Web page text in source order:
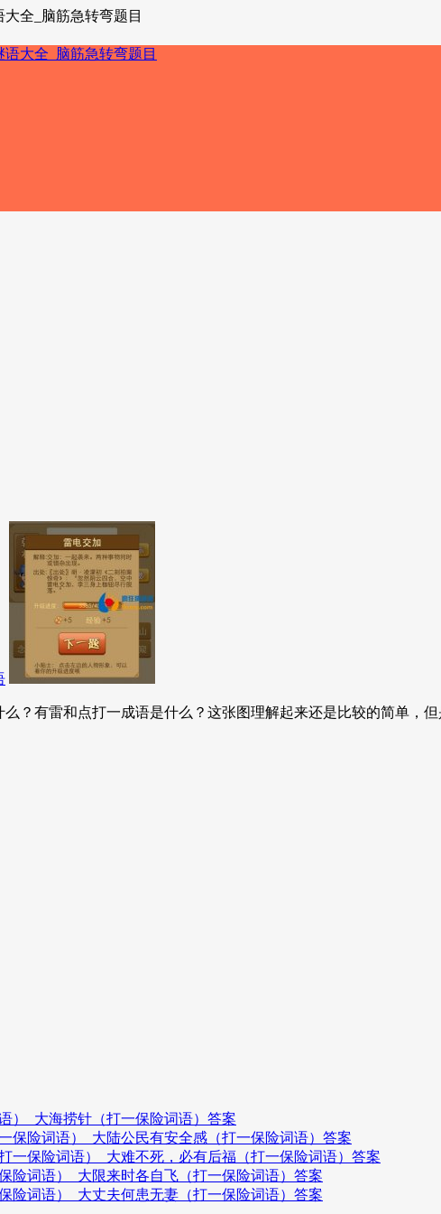
全_脑筋急转弯题目
？有雷和点打一成语是什么？这张图理解起来还是比较的简单，
）_大海捞针（打一保险词语）答案
保险词语）_大陆公民有安全感（打一保险词语）答案
一保险词语）_大难不死，必有后福（打一保险词语）答案
险词语）_大限来时各自飞（打一保险词语）答案
险词语）_大丈夫何患无妻（打一保险词语）答案